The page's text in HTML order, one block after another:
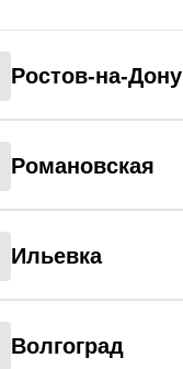
Ростов-на-Дону
Романовская
Ильевка
Волгоград